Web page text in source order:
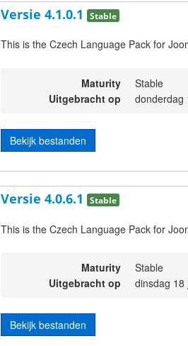
Versie 4.1.0.1 Stable
This is the Czech Language Pack for
Maturity
Stable
Uitgebracht op
donderdag
Bekijk bestanden
Versie 4.0.6.1 Stable
This is the Czech Language Pack for
Maturity
Stable
Uitgebracht op
dinsdag 18
Bekijk bestanden